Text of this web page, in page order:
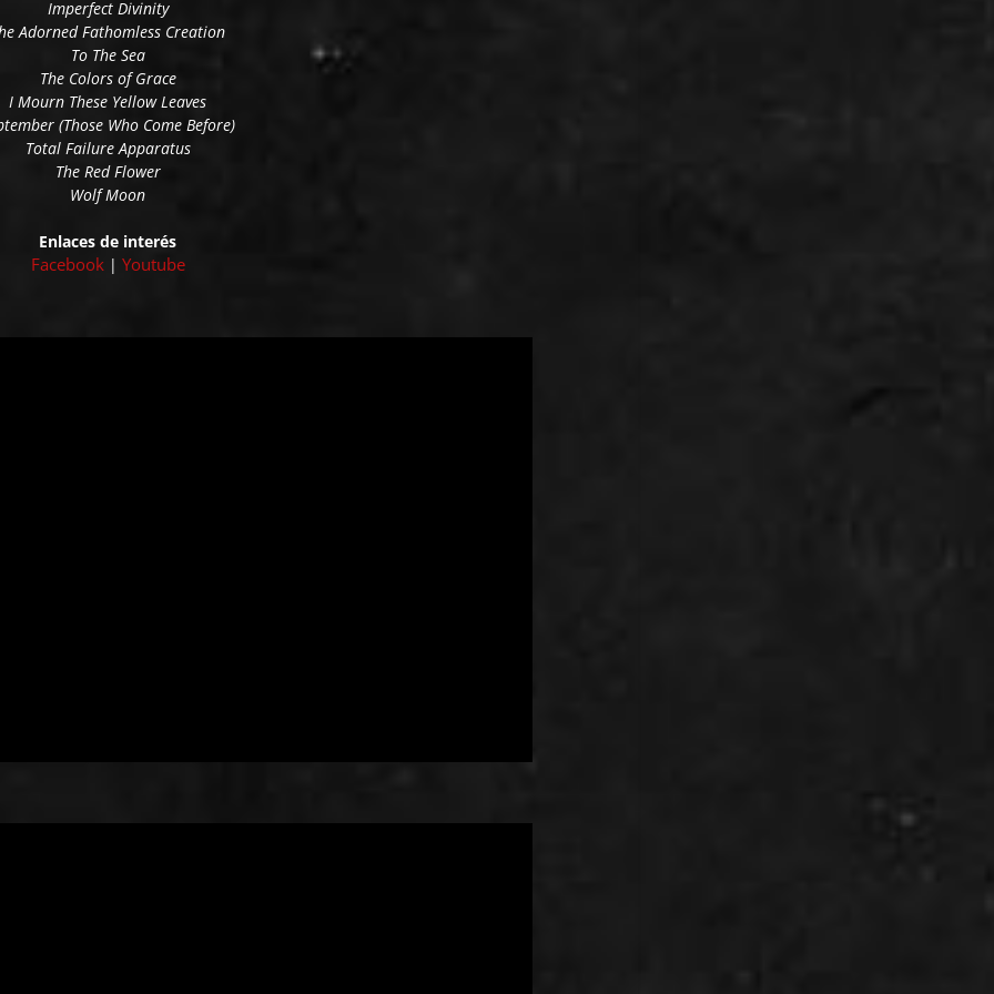
Imperfect Divinity
Adorned Fathomless Creation
To The Sea
The Colors of Grace
I Mourn These Yellow Leaves
(Those Who Come Before)
Total Failure Apparatus
The Red Flower
Wolf Moon
Enlaces de interés
Facebook| Youtube